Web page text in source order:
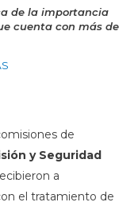
de la importancia
cuenta con más de
de
y Seguridad
a
el tratamiento de